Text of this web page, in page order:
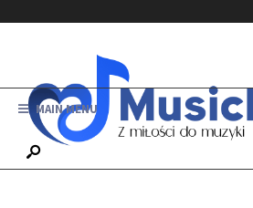
MAIN MENU